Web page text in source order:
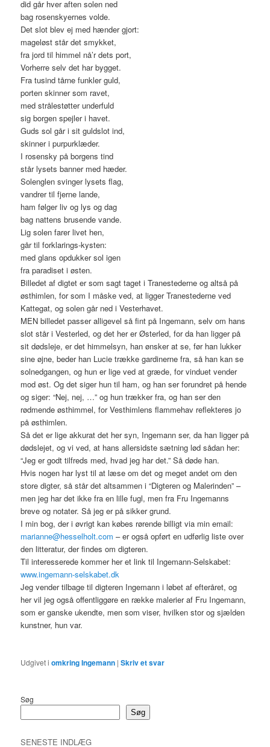
did går hver aften solen ned
bag rosenskyernes volde.
Det slot blev ej med hænder gjort:
mageløst står det smykket,
fra jord til himmel nå’r dets port,
Vorherre selv det har bygget.
Fra tusind tårne funkler guld,
porten skinner som ravet,
med strålestøtter underfuld
sig borgen spejler i havet.
Guds sol går i sit guldslot ind,
skinner i purpurklæder.
I rosensky på borgens tind
står lysets banner med hæder.
Solenglen svinger lysets flag,
vandrer til fjerne lande,
ham følger liv og lys og dag
bag nattens brusende vande.
Lig solen farer livet hen,
går til forklarings-kysten:
med glans opdukker sol igen
fra paradiset i østen.
Billedet af digtet er som sagt taget i Tranestederne og altså på
østhimlen, for som I måske ved, at ligger Tranestederne ved
Kattegat, og solen går ned i Vesterhavet.
MEN billedet passer alligevel så fint på Ingemann, selv om hans
slot står i Vesterled, og det her er Østerled, for da han ligger på
sit dødsleje, er det himmelsyn, han ønsker at se, før han lukker
sine øjne, beder han Lucie trække gardinerne fra, så han kan se
solnedgangen, og hun er lige ved at græde, for vinduet vender
mod øst. Og det siger hun til ham, og han ser forundret på hende
og siger: “Nej, nej, …” og hun trækker fra, og han ser den
rødmende østhimmel, for Vesthimlens flammehav reflekteres jo
på østhimlen.
Så det er lige akkurat det her syn, Ingemann ser, da han ligger på
dødslejet, og vi ved, at hans allersidste sætning lød sådan her:
“Jeg er godt tilfreds med, hvad jeg har det.” Så døde han.
Hvis nogen har lyst til at læse om det og meget andet om den
store digter, så står det altsammen i “Digteren og Malerinden” –
men jeg har det ikke fra en lille fugl, men fra Fru Ingemanns
breve og notater. Så jeg er på sikker grund.
I min bog, der i øvrigt kan købes rørende billigt via min email:
marianne@hesselholt.com – er også opført en udførlig liste over
den litteratur, der findes om digteren.
Til interesserede kommer her et link til Ingemann-Selskabet:
www.ingemann-selskabet.dk
Jeg vender tilbage til digteren Ingemann i løbet af efteråret, og
her vil jeg også offentliggøre en række malerier af Fru Ingemann,
som er ganske ukendte, men som viser, hvilken stor og sjælden
kunstner, hun var.
Udgivet i omkring Ingemann |Skriv et svar
Søg
Søg
SENESTE INDLÆG